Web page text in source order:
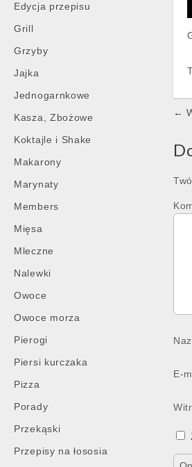
Edycja przepisu
Grill
Grzyby
Jajka
Jednogarnkowe
Kasza, Zbożowe
Koktajle i Shake
Makarony
Marynaty
Members
Mięsa
Mleczne
Nalewki
Owoce
Owoce morza
Pierogi
Piersi kurczaka
Pizza
Porady
Przekąski
Przepisy na łososia
←
E-